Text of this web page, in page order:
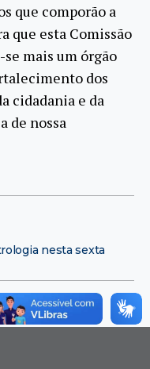
que comporão a
que esta Comissão
mais um órgão
dos
cidadania e da
de nossa
nesta sexta